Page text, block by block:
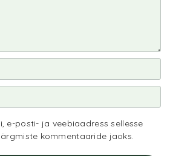
e-posti- ja veebiaadress sellesse
kommentaaride jaoks.